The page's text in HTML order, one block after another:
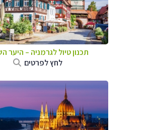
תכנון טיול לגרמניה – היער
לחץ לפרטים